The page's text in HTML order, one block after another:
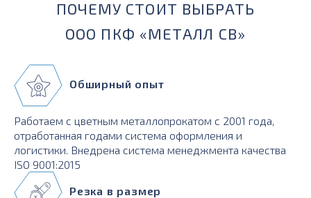
ПОЧЕМУ СТОИТ ВЫБРАТЬ
ООО ПКФ «МЕТАЛЛ СВ»
Обширный опыт
Работаем с цветным металлопрокатом с 2001 года,
отработанная годами система оформления и
логистики. Внедрена система менеджмента качества
ISO 9001:2015
Резка в размер